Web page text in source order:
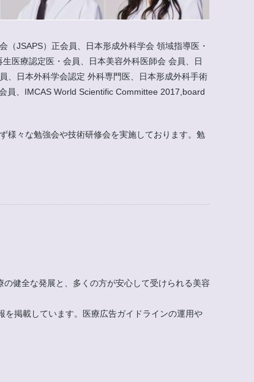
JSAPS）正会員、日本形成外科学会 領域指導医・
医療認定医・会員、日本美容外科医師会 会員、日
、日本外科学会認定 外科専門医、日本形成外科手術
員、IMCAS World Scientific Committee 2017,board
様々な勉強会や技術研修会を実施しております。勉
健全な発展と、多くの方が安心して受けられる美容
掲載しています。医療広告ガイドラインの運用や